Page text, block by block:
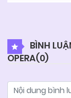
BÌNH
OPERA(0)